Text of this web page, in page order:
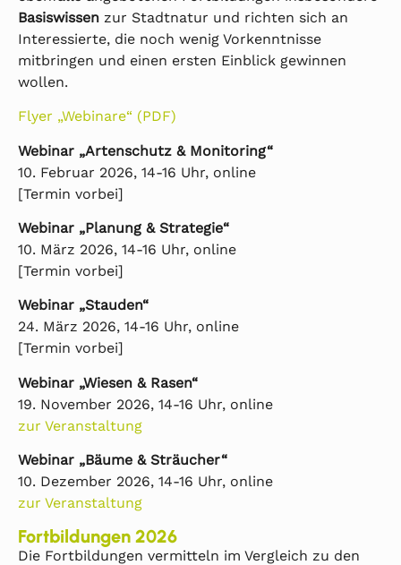
Basiswissen zur Stadtnatur und richten sich an
Interessierte, die noch wenig Vorkenntnisse
mitbringen und einen ersten Einblick gewinnen
wollen.
Flyer „Webinare“ (PDF)
Webinar „Artenschutz & Monitoring“
10. Februar 2026, 14-16 Uhr, online
[Termin vorbei]
Webinar „Planung & Strategie“
10. März 2026, 14-16 Uhr, online
[Termin vorbei]
Webinar „Stauden“
24. März 2026, 14-16 Uhr, online
[Termin vorbei]
Webinar „Wiesen & Rasen“
19. November 2026, 14-16 Uhr, online
zur Veranstaltung
Webinar „Bäume & Sträucher“
10. Dezember 2026, 14-16 Uhr, online
zur Veranstaltung
Fortbildungen 2026
Die Fortbildungen vermitteln im Vergleich zu den